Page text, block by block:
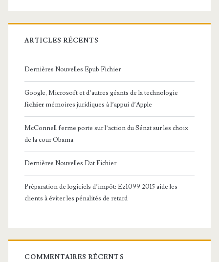
ARTICLES RÉCENTS
Dernières Nouvelles Epub Fichier
Google, Microsoft et d’autres géants de la technologie
fichier mémoires juridiques à l’appui d’Apple
McConnell ferme porte sur l’action du Sénat sur les choix
de la cour Obama
Dernières Nouvelles Dat Fichier
Préparation de logiciels d’impôt: Ez1099 2015 aide les
clients à éviter les pénalités de retard
COMMENTAIRES RÉCENTS